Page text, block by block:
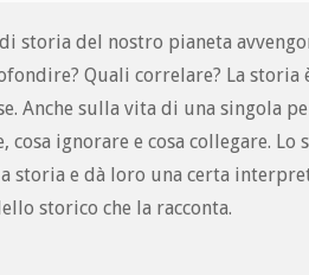
storia del nostro pianeta
Quali correlare? La storia
Anche sulla vita di una singola
cosa ignorare e cosa collegare.
storia e dà loro una certa
storico che la racconta.